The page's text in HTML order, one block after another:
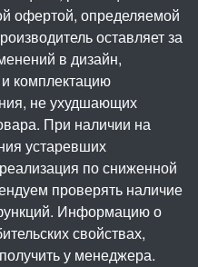
офертой, определяемой
оставляет за
в дизайн,
и комплектацию
не ухудшающих
При наличии на
устаревших
по сниженной
проверять наличие
Информацию о
свойствах,
у менеджера.